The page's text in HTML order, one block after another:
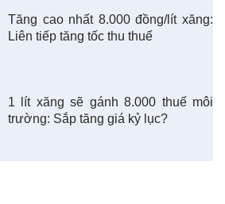
Tăng cao nhất 8.000 đồng/lít xăng:
Liên tiếp tăng tốc thu thuế
1 lít xăng sẽ gánh 8.000 thuế môi
trường: Sắp tăng giá kỷ lục?